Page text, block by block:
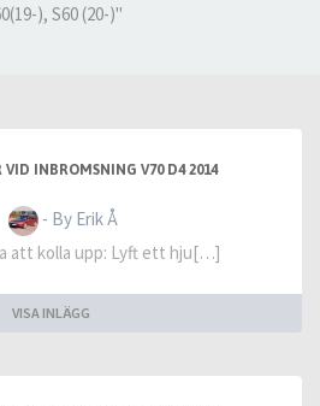
), S60 (20-)"
VID INBROMSNING V70 D4 2014
- By Erik Å
att kolla upp: Lyft ett hju[…]
VISA INLÄGG